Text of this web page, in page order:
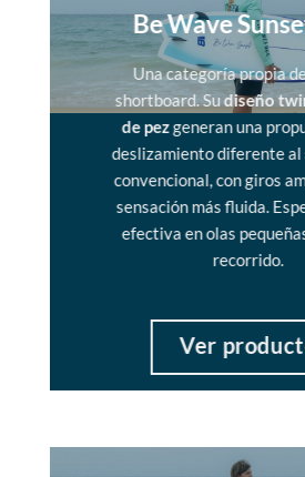
Be Wave
Una categoría propia
shortboard. Sudiseño
de pezgeneran una
deslizamiento diferente
convencional, con giros
sensación más fluida.
efectiva en olas
recorrido.
Ver